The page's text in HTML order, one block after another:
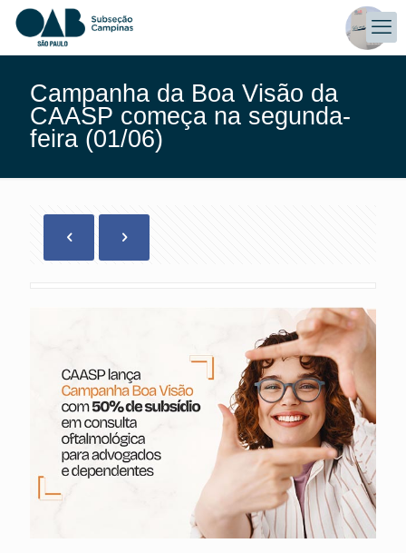
Campanha da Boa Visão da
CAASP começa na segunda-
feira (01/06)